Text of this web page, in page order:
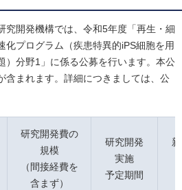
究開発機構では、令和5年度「再生・細
化プログラム（疾患特異的iPS細胞を用
）分野1」に係る公募を行います。本公
含まれます。詳細につきましては、公
研究開発費の
規模
（間接経費を
含まず）
研究開発
実施
予定期間